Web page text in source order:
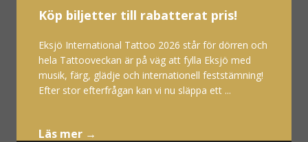
Köp biljetter till rabatterat pris!
Eksjö International Tattoo 2026 står för dörren och
hela Tattooveckan är på väg att fylla Eksjö med
musik, färg, glädje och internationell feststämning!
Efter stor efterfrågan kan vi nu släppa ett ...
Läs mer →